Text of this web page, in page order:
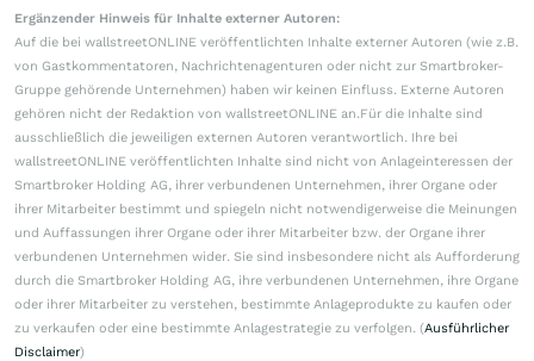
Ergänzender Hinweis für Inhalte externer Autoren:
Auf die bei wallstreetONLINE veröffentlichten Inhalte externer Autoren (wie z.B.
von Gastkommentatoren, Nachrichtenagenturen oder nicht zur Smartbroker-
Gruppe gehörende Unternehmen) haben wir keinen Einfluss. Externe Autoren
gehören nicht der Redaktion von wallstreetONLINE an.Für die Inhalte sind
ausschließlich die jeweiligen externen Autoren verantwortlich. Ihre bei
wallstreetONLINE veröffentlichten Inhalte sind nicht von Anlageinteressen der
Smartbroker Holding AG, ihrer verbundenen Unternehmen, ihrer Organe oder
ihrer Mitarbeiter bestimmt und spiegeln nicht notwendigerweise die Meinungen
und Auffassungen ihrer Organe oder ihrer Mitarbeiter bzw. der Organe ihrer
verbundenen Unternehmen wider. Sie sind insbesondere nicht als Aufforderung
durch die Smartbroker Holding AG, ihre verbundenen Unternehmen, ihre Organe
oder ihrer Mitarbeiter zu verstehen, bestimmte Anlageprodukte zu kaufen oder
zu verkaufen oder eine bestimmte Anlagestrategie zu verfolgen. (Ausführlicher
Disclaimer)